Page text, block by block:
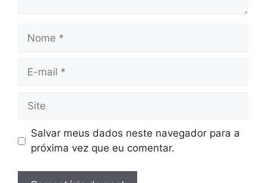
Nome
Site
Salvar meus dados neste navegador para a
próxima vez que eu comentar.